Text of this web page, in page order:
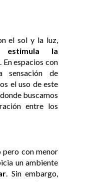
el sol y la luz,
estimula la
En espacios con
sensación de
el uso de este
buscamos
entre los
pero con menor
un ambiente
. Sin embargo,